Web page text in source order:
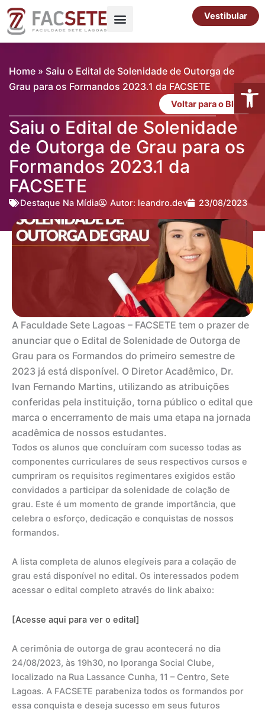
para
Vestibular
Home » Saiu o Edital de Solenidade de Outorga de
Grau para os Formandos 2023.1 da FACSETE
Voltar para o Blog
Saiu o Edital de Solenidade
de Outorga de Grau para os
Formandos 2023.1 da
FACSETE
Destaque Na Mídia Autor: leandro.dev 23/08/2023
A Faculdade Sete Lagoas – FACSETE tem o prazer de
anunciar que o Edital de Solenidade de Outorga de
Grau para os Formandos do primeiro semestre de
2023 já está disponível. O Diretor Acadêmico, Dr.
Ivan Fernando Martins, utilizando as atribuições
conferidas pela instituição, torna público o edital que
marca o encerramento de mais uma etapa na jornada
acadêmica de nossos estudantes.
Todos os alunos que concluíram com sucesso todas as
componentes curriculares de seus respectivos cursos e
cumpriram os requisitos regimentares exigidos estão
convidados a participar da solenidade de colação de
grau. Este é um momento de grande importância, que
celebra o esforço, dedicação e conquistas de nossos
formandos.
A lista completa de alunos elegíveis para a colação de
grau está disponível no edital. Os interessados podem
acessar o edital completo através do link abaixo:
[Acesse aqui para ver o edital]
A cerimônia de outorga de grau acontecerá no dia
24/08/2023, às 19h30, no Iporanga Social Clube,
localizado na Rua Lassance Cunha, 11 – Centro, Sete
Lagoas. A FACSETE parabeniza todos os formandos por
essa conquista e deseja sucesso em seus futuros
Abrir